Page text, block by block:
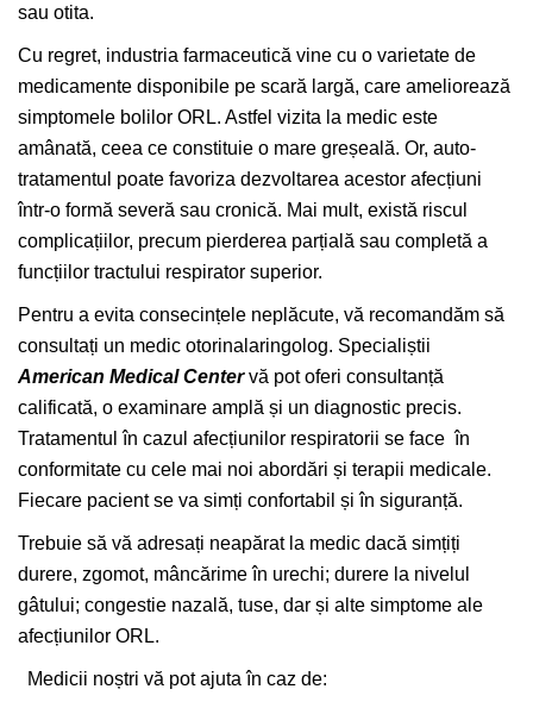
sau otita.
Cu regret, industria farmaceutică vine cu o varietate de
medicamente disponibile pe scară largă, care ameliorează
simptomele bolilor ORL. Astfel vizita la medic este
amânată, ceea ce constituie o mare greșeală. Or, auto-
tratamentul poate favoriza dezvoltarea acestor afecțiuni
într-o formă severă sau cronică. Mai mult, există riscul
complicațiilor, precum pierderea parțială sau completă a
funcțiilor tractului respirator superior.
Pentru a evita consecințele neplăcute, vă recomandăm să
consultați un medic otorinalaringolog. Specialiștii
American Medical Centervă pot oferi consultanță
calificată, o examinare amplă și un diagnostic precis.
Tratamentul în cazul afecțiunilor respiratorii se face în
conformitate cu cele mai noi abordări și terapii medicale.
Fiecare pacient se va simți confortabil și în siguranță.
Trebuie să vă adresați neapărat la medic dacă simțiți
durere, zgomot, mâncărime în urechi; durere la nivelul
gâtului; congestie nazală, tuse, dar și alte simptome ale
afecțiunilor ORL.
Medicii noștri vă pot ajuta în caz de: